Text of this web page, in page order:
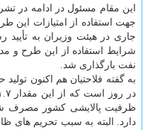
این مقام مسئول در ادامه در
شرایط استفاده از این طرح و
نفت بارگذاری شد.
ظرفیت پالایشی كشور مصرف شود
دارد. البته به سبب تحریم های